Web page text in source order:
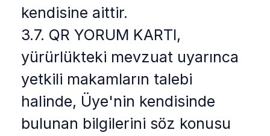
kendisine aittir.
3.7. QR YORUM KARTI,
yürürlükteki mevzuat uyarınca
yetkili makamların talebi
halinde, Üye'nin kendisinde
bulunan bilgilerini söz konusu